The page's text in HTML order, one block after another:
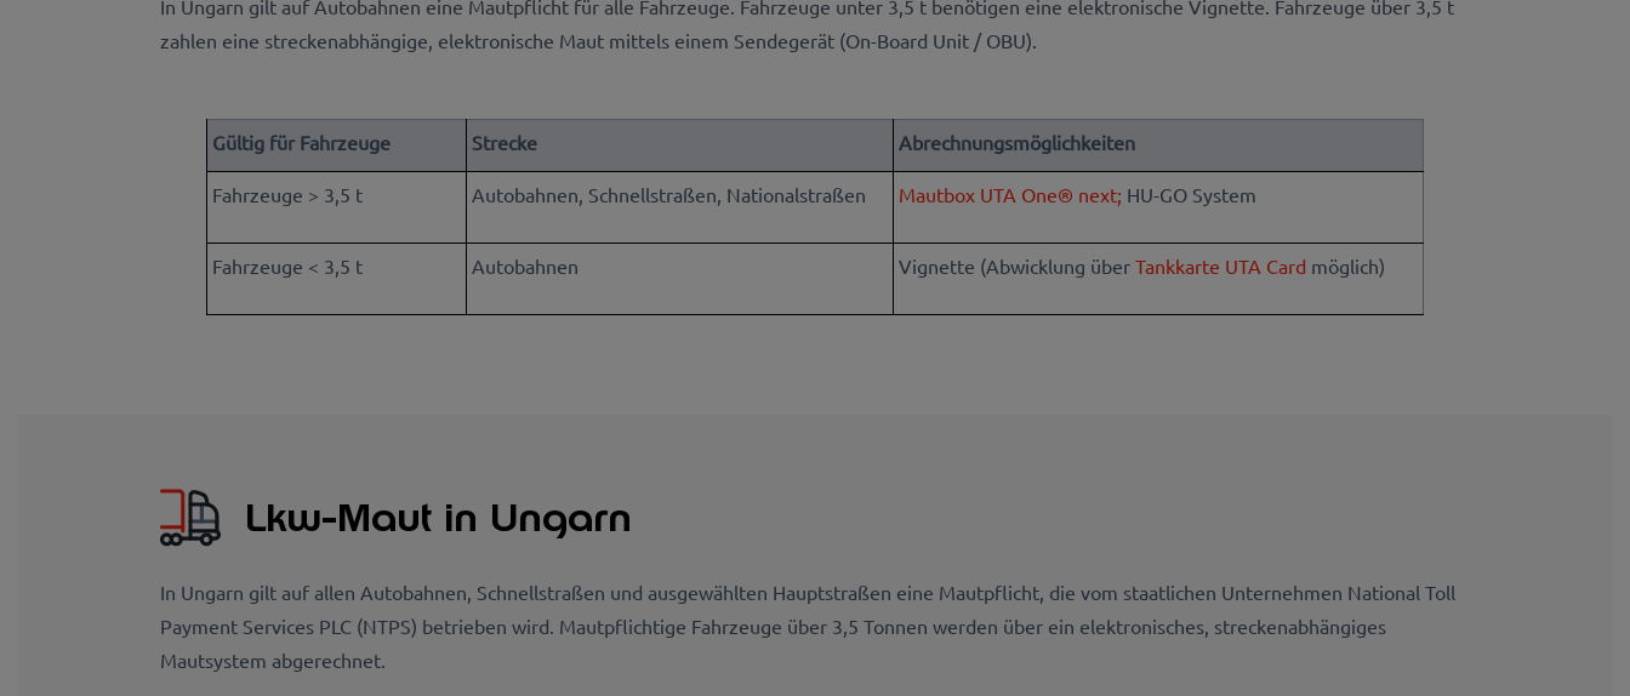
In Ungarn gilt auf Autobahnen eine Mautpflicht für alle Fahrzeuge. Fahrzeuge unter 3,5 t benötigen eine elektronische Vignette. Fahrzeuge über 3,5 t
zahlen eine streckenabhängige, elektronische Maut mittels einem Sendegerät (On-Board Unit / OBU).
Gültig für Fahrzeuge Strecke Abrechnungsmöglichkeiten
Fahrzeuge > 3,5 t Autobahnen, Schnellstraßen, Nationalstraßen Mautbox UTA One® next; HU-GO System
Fahrzeuge < 3,5 t Autobahnen Vignette (Abwicklung über Tankkarte UTA Card möglich)
Lkw-Maut in Ungarn
In Ungarn gilt auf allen Autobahnen, Schnellstraßen und ausgewählten Hauptstraßen eine Mautpflicht, die vom staatlichen Unternehmen National Toll
Payment Services PLC (NTPS) betrieben wird. Mautpflichtige Fahrzeuge über 3,5 Tonnen werden über ein elektronisches, streckenabhängiges
Mautsystem abgerechnet.